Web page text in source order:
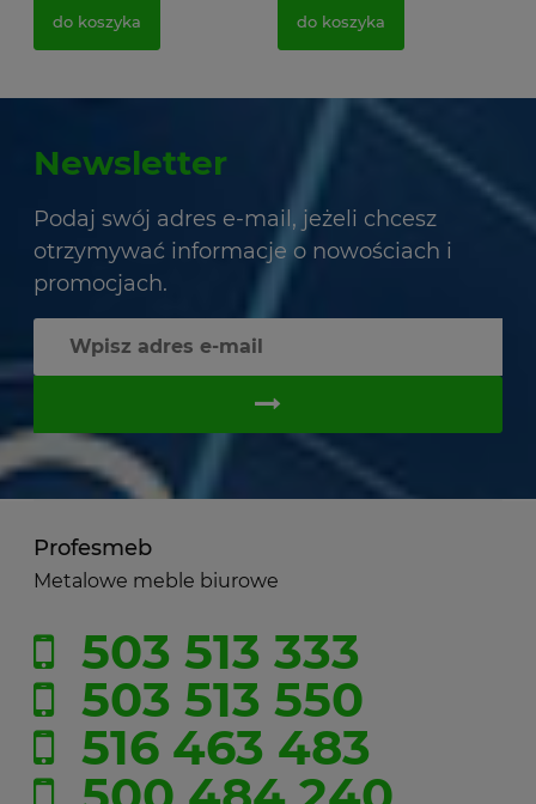
do koszyka do koszyka
Newsletter
Podaj swój adres e-mail, jeżeli chcesz
otrzymywać informacje o nowościach i
promocjach.
Profesmeb
Metalowe meble biurowe
503 513 333
503 513 550
516 463 483